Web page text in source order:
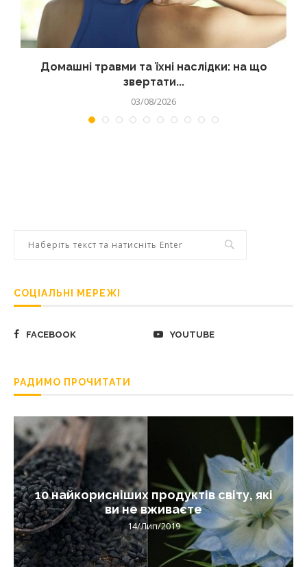
Домашні травми та їхні наслідки: на що
звертати...
03/08/2026
СОЦІАЛЬНІ МЕРЕЖІ
FACEBOOK YOUTUBE
РАДИМО ПРОЧИТАТИ
10 найкорисніших продуктів світу, які
ви не вживаєте
14/Лип/2019